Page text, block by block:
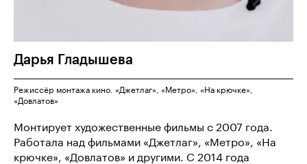
Дарья Гладышева
Режиссёр монтажа кино. «Джетлаг», «Метро», «На крючке»,
«Довлатов»
Монтирует художественные фильмы с 2007 года.
Работала над фильмами «Джетлаг», «Метро», «На
крючке», «Довлатов» и другими. С 2014 года